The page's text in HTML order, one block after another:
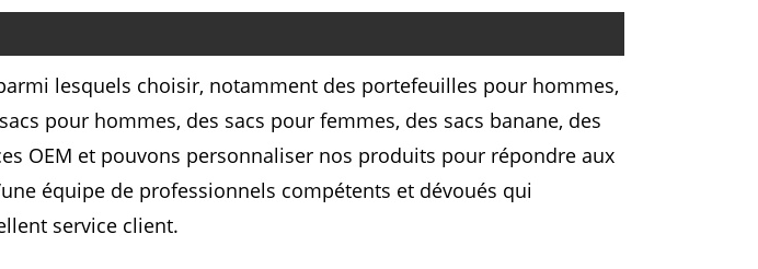
lesquels choisir, notamment des portefeuilles pour hommes,
pour hommes, des sacs pour femmes, des sacs banane, des
OEM et pouvons personnaliser nos produits pour répondre aux
équipe de professionnels compétents et dévoués qui
service client.